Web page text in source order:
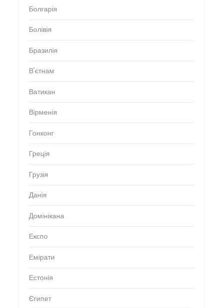
Болгарія
Болівія
Бразилія
В'єтнам
Ватикан
Вірменія
Гонконг
Греція
Грузія
Данія
Домінікана
Експо
Емірати
Естонія
Єгипет